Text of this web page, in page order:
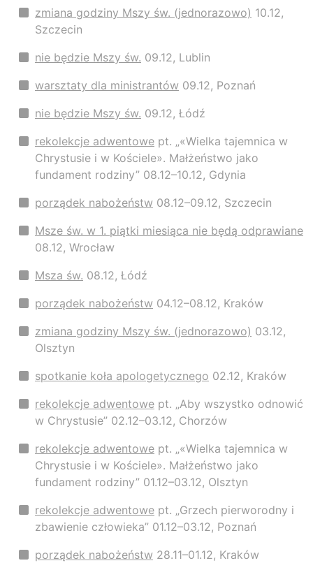
zmiana godziny Mszy św. (jednorazowo) 10.12,
Szczecin
nie będzie Mszy św. 09.12, Lublin
warsztaty dla ministrantów 09.12, Poznań
nie będzie Mszy św. 09.12, Łódź
rekolekcje adwentowe pt. „«Wielka tajemnica w
Chrystusie i w Kościele». Małżeństwo jako
fundament rodziny” 08.12–10.12, Gdynia
porządek nabożeństw 08.12–09.12, Szczecin
Msze św. w 1. piątki miesiąca nie będą odprawiane
08.12, Wrocław
Msza św. 08.12, Łódź
porządek nabożeństw 04.12–08.12, Kraków
zmiana godziny Mszy św. (jednorazowo) 03.12,
Olsztyn
spotkanie koła apologetycznego 02.12, Kraków
rekolekcje adwentowe pt. „Aby wszystko odnowić
w Chrystusie” 02.12–03.12, Chorzów
rekolekcje adwentowe pt. „«Wielka tajemnica w
Chrystusie i w Kościele». Małżeństwo jako
fundament rodziny” 01.12–03.12, Olsztyn
rekolekcje adwentowe pt. „Grzech pierworodny i
zbawienie człowieka” 01.12–03.12, Poznań
porządek nabożeństw 28.11–01.12, Kraków